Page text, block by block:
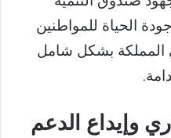
الحياة للمواطنين
المملكة بشكل شامل
وإيداع الدعم